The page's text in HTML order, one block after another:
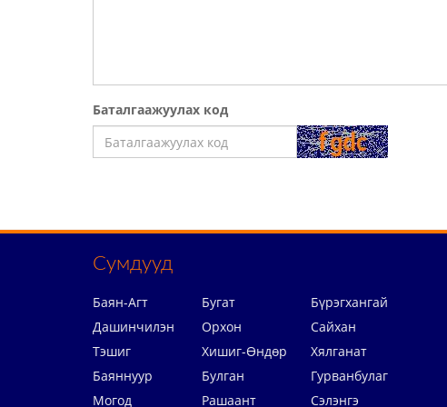
Баталгаажуулах код
Сумдууд
Баян-Агт Бугат
Бүрэгхангай
Дашинчилэн
Орхон
Сайхан
Тэшиг
Хишиг-Өндөр
Хялганат
Баяннуур
Булган
Гурванбулаг
Могод
Рашаант Сэлэнгэ